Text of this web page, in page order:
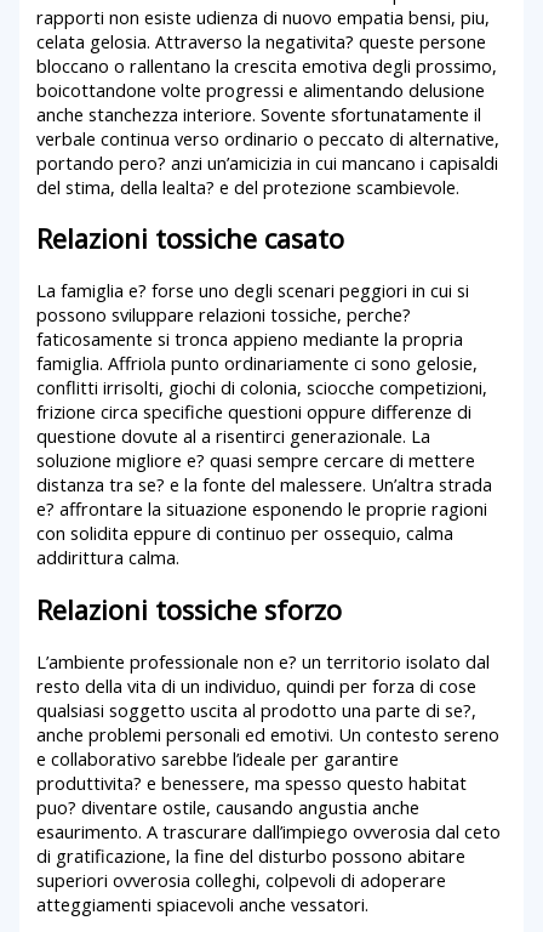
rapporti non esiste udienza di nuovo empatia bensi, piu,
celata gelosia. Attraverso la negativita? queste persone
bloccano o rallentano la crescita emotiva degli prossimo,
boicottandone volte progressi e alimentando delusione
anche stanchezza interiore. Sovente sfortunatamente il
verbale continua verso ordinario o peccato di alternative,
portando pero? anzi un’amicizia in cui mancano i capisaldi
del stima, della lealta? e del protezione scambievole.
Relazioni tossiche casato
La famiglia e? forse uno degli scenari peggiori in cui si
possono sviluppare relazioni tossiche, perche?
faticosamente si tronca appieno mediante la propria
famiglia. Affriola punto ordinariamente ci sono gelosie,
conflitti irrisolti, giochi di colonia, sciocche competizioni,
frizione circa specifiche questioni oppure differenze di
questione dovute al a risentirci generazionale. La
soluzione migliore e? quasi sempre cercare di mettere
distanza tra se? e la fonte del malessere. Un’altra strada
e? affrontare la situazione esponendo le proprie ragioni
con solidita eppure di continuo per ossequio, calma
addirittura calma.
Relazioni tossiche sforzo
L’ambiente professionale non e? un territorio isolato dal
resto della vita di un individuo, quindi per forza di cose
qualsiasi soggetto uscita al prodotto una parte di se?,
anche problemi personali ed emotivi. Un contesto sereno
e collaborativo sarebbe l’ideale per garantire
produttivita? e benessere, ma spesso questo habitat
puo? diventare ostile, causando angustia anche
esaurimento. A trascurare dall’impiego ovverosia dal ceto
di gratificazione, la fine del disturbo possono abitare
superiori ovverosia colleghi, colpevoli di adoperare
atteggiamenti spiacevoli anche vessatori.